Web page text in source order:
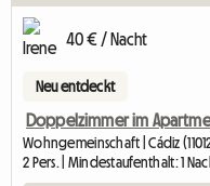
40 € / Nacht
Neu entdeckt
Doppelzimmer im
Wohngemeinschaft | Cádiz
2 Pers. | Mindestaufenthalt: 1